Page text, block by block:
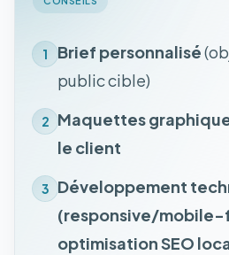
1 Brief personnalisé
public cible)
2 Maquettes
le client
3 Développement
(responsive/
optimisation SEO